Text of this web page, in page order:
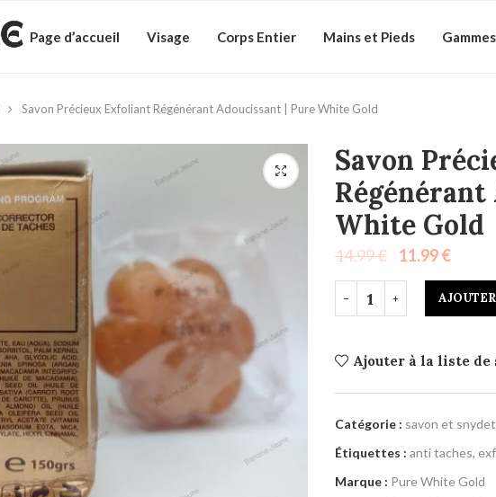
Page d’accueil Visage Corps Entier Mains et Pieds Gammes
Savon Précieux Exfoliant Régénérant Adoucissant | Pure White Gold
Savon
White Gold
14.99€ 11.99€
Ajouter à la liste de
Catégorie : savon et
Étiquettes : anti taches,
Marque : Pure White Gold